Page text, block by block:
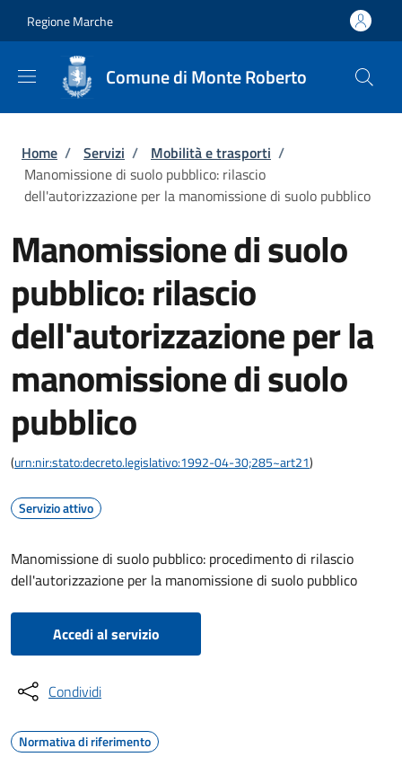
Regione Marche
Comune di Monte Roberto
Briciole di pane
Home / Servizi / Mobilità e trasporti /
Manomissione di suolo pubblico: rilascio
dell'autorizzazione per la manomissione di suolo pubblico
Manomissione di suolo
pubblico: rilascio
dell'autorizzazione per la
manomissione di suolo
pubblico
(urn:nir:stato:decreto.legislativo:1992-04-30;285~art21)
Servizio attivo
Manomissione di suolo pubblico: procedimento di rilascio
dell'autorizzazione per la manomissione di suolo pubblico
Accedi al servizio
Condividi
Normativa di riferimento